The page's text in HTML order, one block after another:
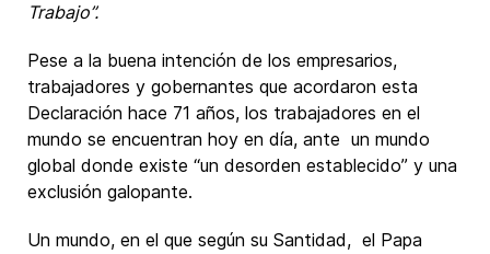
Trabajo”.
Pese a la buena intención de los empresarios,
trabajadores y gobernantes que acordaron esta
Declaración hace 71 años, los trabajadores en el
mundo se encuentran hoy en día, ante un mundo
global donde existe “un desorden establecido” y una
exclusión galopante.
Un mundo, en el que según su Santidad, el Papa